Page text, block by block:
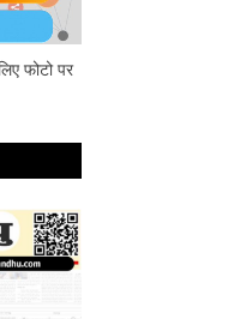
फोटो पर